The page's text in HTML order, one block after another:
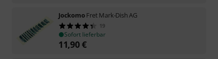
JockomoFret Mark-Dish AG
19
Sofort lieferbar
11,90€